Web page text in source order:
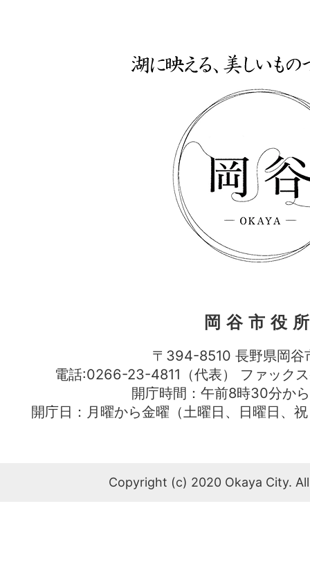
岡谷市役
〒394-8510 長野県岡谷
電話:0266-23-4811（代表） ファッ
開庁時間：午前8時30分か
開庁日：月曜から金曜（土曜日、日曜日、
Copyright (c) 2020 Okaya City.